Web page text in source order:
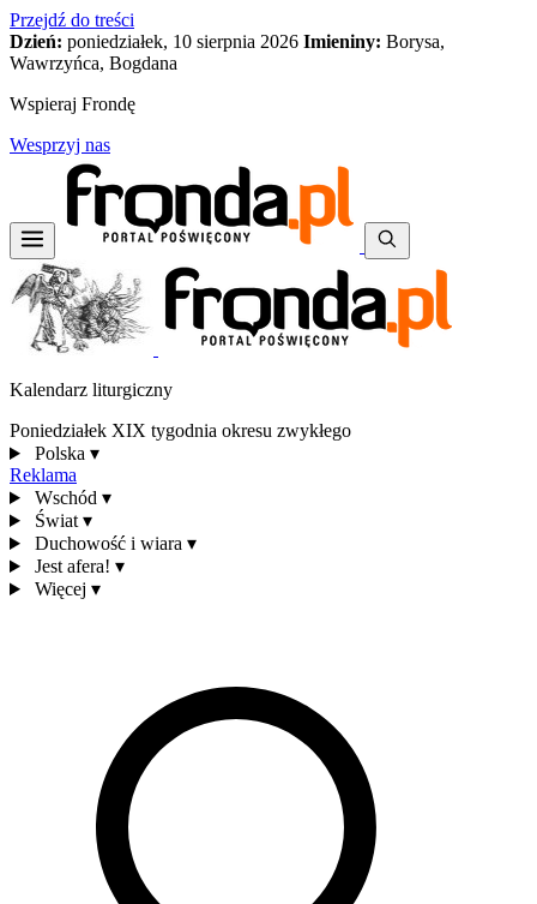
Przejdź do treści
Dzień: poniedziałek, 10 sierpnia 2026 Imieniny: Borysa,
Wawrzyńca, Bogdana
Wspieraj Frondę
Wesprzyj nas
Kalendarz liturgiczny
Poniedziałek XIX tygodnia okresu zwykłego
Polska ▾
Reklama
Wschód ▾
Świat ▾
Duchowość i wiara ▾
Jest afera! ▾
Więcej ▾